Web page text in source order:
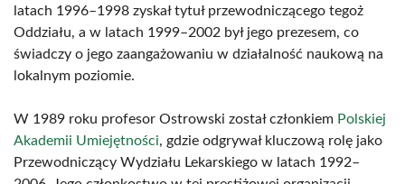
latach 1996–1998 zyskał tytuł przewodniczącego tegoż
Oddziału, a w latach 1999–2002 był jego prezesem, co
świadczy o jego zaangażowaniu w działalność naukową na
lokalnym poziomie.
W 1989 roku profesor Ostrowski został członkiem Polskiej
Akademii Umiejętności, gdzie odgrywał kluczową rolę jako
Przewodniczący Wydziału Lekarskiego w latach 1992–